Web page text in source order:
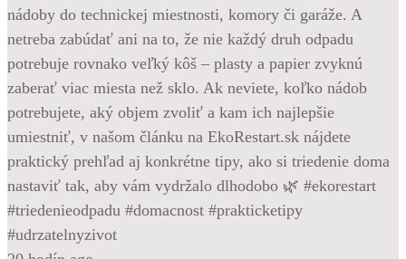
nádoby do technickej miestnosti, komory či garáže. A
netreba zabúdať ani na to, že nie každý druh odpadu
potrebuje rovnako veľký kôš – plasty a papier zvyknú
zaberať viac miesta než sklo. Ak neviete, koľko nádob
potrebujete, aký objem zvoliť a kam ich najlepšie
umiestniť, v našom článku na EkoRestart.sk nájdete
praktický prehľad aj konkrétne tipy, ako si triedenie doma
nastaviť tak, aby vám vydržalo dlhodobo 🌿 #ekorestart
#triedenieodpadu #domacnost #prakticketipy
#udrzatelnyzivot